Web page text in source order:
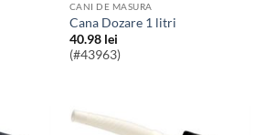
CANI DE MASURA
Cana Dozare 1 litri
40.98 lei
(#43963)